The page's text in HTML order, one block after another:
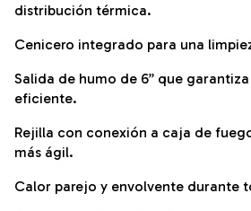
distribución térmica.
Cenicero integrado para una
Salida de humo de 6” que
eficiente.
Rejilla con conexión a caja de
más ágil.
Calor parejo y envolvente durante